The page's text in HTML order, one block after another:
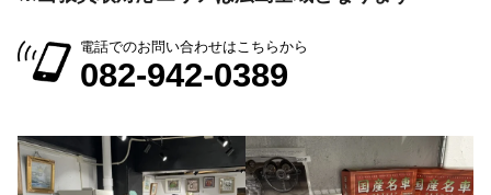
電話でのお問い合わせはこちらから
082-942-0389